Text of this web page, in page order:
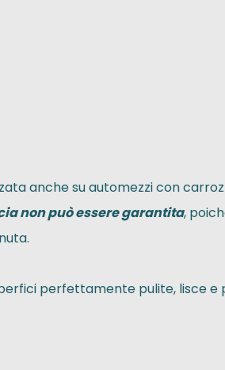
anche su automezzi con
non può essere garantita,
perfettamente pulite, lisce e